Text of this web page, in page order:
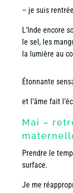
– je suis
L’Inde encore
le sel, les
la lumière au
Étonnante
et l’âme fait
Mai –
Prendre le
surface.
Je me